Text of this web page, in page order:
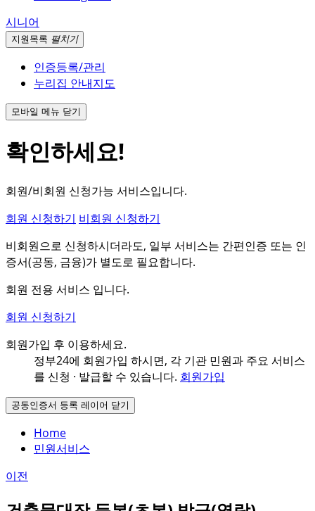
시니어
지원 목록 펼치기
인증등록/관리
누리집 안내지도
모바일 메뉴 닫기
확인하세요!
회원/비회원 신청가능 서비스입니다.
회원 신청하기 비회원 신청하기
비회원으로 신청하시더라도, 일부 서비스는 간편인증 또는 인
증서(공동, 금융)가 별도로 필요합니다.
회원 전용 서비스 입니다.
회원 신청하기
회원가입 후 이용하세요.
정부24에 회원가입 하시면, 각 기관 민원과 주요 서비스
를 신청 · 발급할 수 있습니다. 회원가입
공동인증서 등록 레이어 닫기
Home
민원서비스
이전